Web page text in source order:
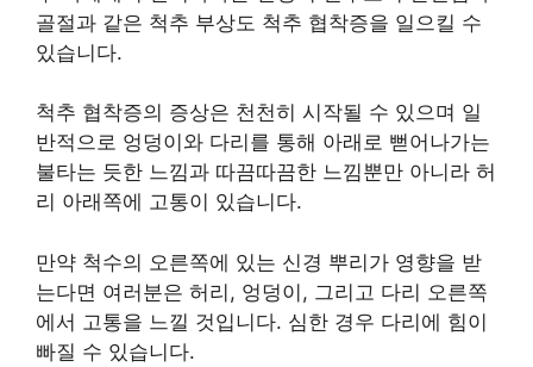
골절과 같은 척추 부상도 척추 협착증을 일으킬 수
있습니다.
척추 협착증의 증상은 천천히 시작될 수 있으며 일
반적으로 엉덩이와 다리를 통해 아래로 뻗어나가는
불타는 듯한 느낌과 따끔따끔한 느낌뿐만 아니라 허
리 아래쪽에 고통이 있습니다.
만약 척수의 오른쪽에 있는 신경 뿌리가 영향을 받
는다면 여러분은 허리, 엉덩이, 그리고 다리 오른쪽
에서 고통을 느낄 것입니다. 심한 경우 다리에 힘이
빠질 수 있습니다.